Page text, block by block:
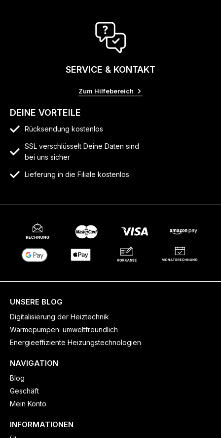
SERVICE & KONTAKT
Zum Hilfebereich
DEINE VORTEILE
Rücksendung kostenlos
SSL verschlüsselt Deine Daten sind
bei uns sicher
Lieferung in die Filiale kostenlos
UNSERE BLOG
Digitalisierung der Heiztechnik
Wärmepumpen: umweltfreundlich
Energieeffiziente Heizungstechnologien
NAVIGATION
Blog
Geschäft
Mein Konto
INFORMATIONEN